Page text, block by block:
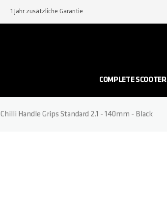
1 Jahr zusätzliche Garantie
COMPLETE SCOOTER
Chilli Handle Grips Standard 2.1 - 140mm - Black